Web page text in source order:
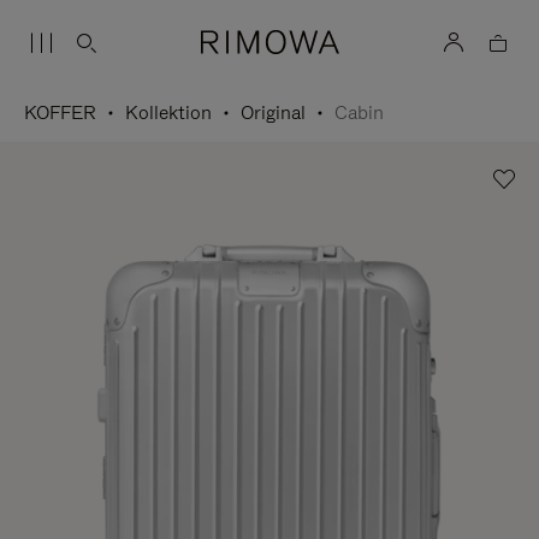
KOFFER Kollektion Original Cabin